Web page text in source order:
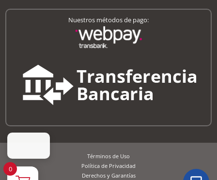
Nuestros métodos de pago:
Términos de Uso
Política de Privacidad
Derechos y Garantías
0